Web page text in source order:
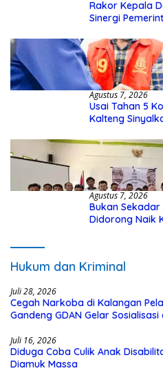
Rakor Kepala
Sinergi
Agustus 7, 2026
Usai Tahan 5
Kalteng
Agustus 7, 2026
Bukan Sekadar
Didorong Naik
Hukum dan Kriminal
Juli 28, 2026
Cegah Narkoba di Kalangan
Gandeng GDAN Gelar Sosialisasi
Juli 16, 2026
Diduga Coba Culik Anak
Diamuk Massa